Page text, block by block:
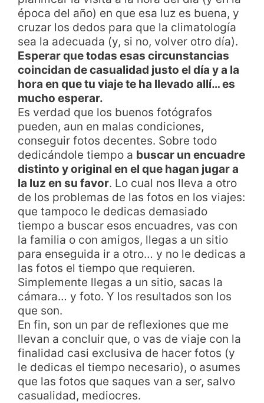
época del año) en que esa luz es buena, y
cruzar los dedos para que la climatología
sea la adecuada (y, si no, volver otro día).
Esperar que todas esas circunstancias
coincidan de casualidad justo el día y a la
hora en que tu viaje te ha llevado allí… es
mucho esperar.
Es verdad que los buenos fotógrafos
pueden, aun en malas condiciones,
conseguir fotos decentes. Sobre todo
dedicándole tiempo a buscar un encuadre
distinto y original en el que hagan jugar a
la luz en su favor. Lo cual nos lleva a otro
de los problemas de las fotos en los viajes:
que tampoco le dedicas demasiado
tiempo a buscar esos encuadres, vas con
la familia o con amigos, llegas a un sitio
para enseguida ir a otro… y no le dedicas a
las fotos el tiempo que requieren.
Simplemente llegas a un sitio, sacas la
cámara… y foto. Y los resultados son los
que son.
En fin, son un par de reflexiones que me
llevan a concluir que, o vas de viaje con la
finalidad casi exclusiva de hacer fotos (y
le dedicas el tiempo necesario), o asumes
que las fotos que saques van a ser, salvo
casualidad, mediocres.